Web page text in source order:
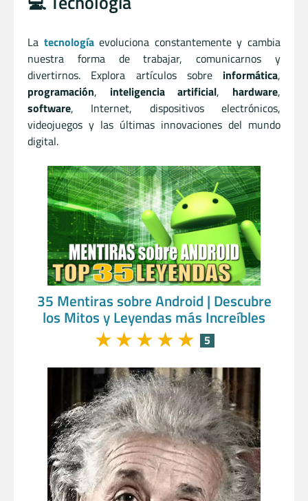
La tecnologíaevoluciona constantemente y cambia
nuestra forma de trabajar, comunicarnos y
divertirnos. Explora artículos sobre informática,
programación, inteligencia artificial, hardware,
software, Internet, dispositivos electrónicos,
videojuegos y las últimas innovaciones del mundo
digital.
35 Mentiras sobre Android | Descubre
los Mitos y Leyendas más Increíbles
★★★★★ 5